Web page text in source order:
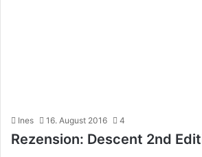
Ines 16. August 2016 4
Rezension: Descent 2nd